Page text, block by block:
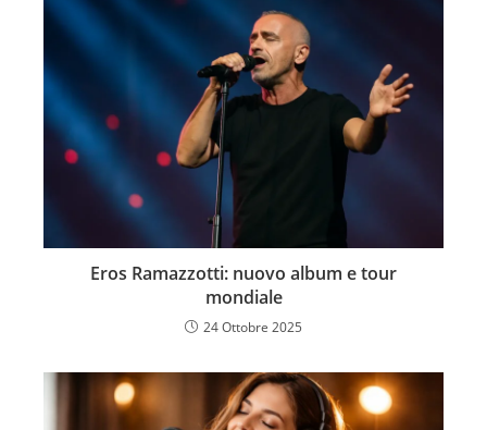
Eros Ramazzotti: nuovo album e tour
mondiale
24 Ottobre 2025